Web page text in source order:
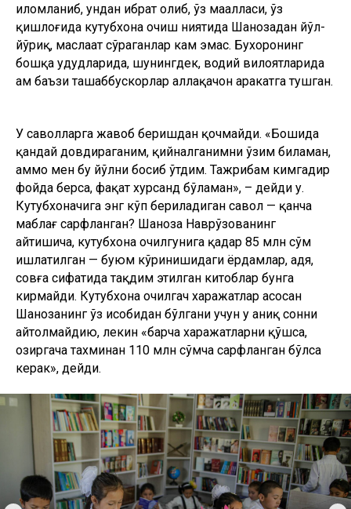
илҳомланиб, ундан ибрат олиб, ўз маҳалласи, ўз
қишлоғида кутубхона очиш ниятида Шаҳнозадан йўл-
йўриқ, маслаҳат сўраганлар кам эмас. Бухоронинг
бошқа ҳудудларида, шунингдек, водий вилоятларида
ҳам баъзи ташаббускорлар аллақачон ҳаракатга тушган.
У саволларга жавоб беришдан қочмайди. «Бошида
қандай довдираганим, қийналганимни ўзим биламан,
аммо мен бу йўлни босиб ўтдим. Тажрибам кимгадир
фойда берса, фақат хурсанд бўламан», – дейди у.
Кутубхоначига энг кўп бериладиган савол — қанча
маблағ сарфланган? Шаҳноза Наврўзованинг
айтишича, кутубхона очилгунига қадар 85 млн сўм
ишлатилган — буюм кўринишидаги ёрдамлар, ҳадя,
совға сифатида тақдим этилган китоблар бунга
кирмайди. Кутубхона очилгач харажатлар асосан
Шаҳнозанинг ўз ҳисобидан бўлгани учун у аниқ сонни
айтолмайдию, лекин «барча харажатларни қўшса,
ҳозиргача тахминан 110 млн сўмча сарфланган бўлса
керак», дейди.